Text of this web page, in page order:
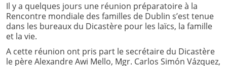
Il y a quelques jours une réunion préparatoire à la
Rencontre mondiale des familles de Dublin s’est tenue
dans les bureaux du Dicastère pour les laïcs, la famille
et la vie.
A cette réunion ont pris part le secrétaire du Dicastère
le père Alexandre Awi Mello, Mgr. Carlos Simón Vázquez,